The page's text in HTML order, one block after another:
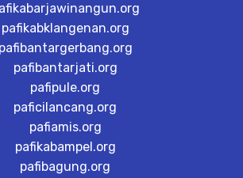
pafikabklangenan.org
pafibantargerbang.org
pafibantarjati.org
pafipule.org
paficilancang.org
pafiamis.org
pafikabampel.org
pafibagung.org